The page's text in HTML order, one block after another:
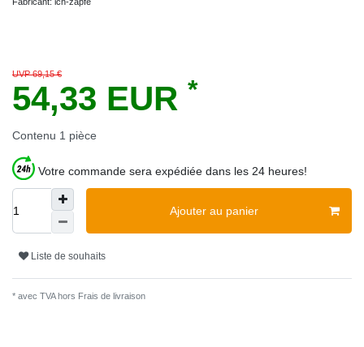
UVP 69,15 €
54,33 EUR *
Contenu 1 pièce
Votre commande sera expédiée dans les 24 heures!
Ajouter au panier
Liste de souhaits
* avec TVA hors Frais de livraison